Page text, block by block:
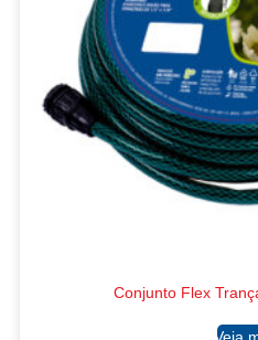
Conjunto Flex
Ler